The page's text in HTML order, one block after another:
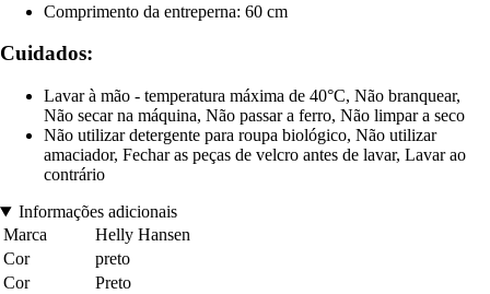
Comprimento da entreperna: 60 cm
Cuidados:
Lavar à mão - temperatura máxima de 40°C, Não branquear,
Não secar na máquina, Não passar a ferro, Não limpar a seco
Não utilizar detergente para roupa biológico, Não utilizar
amaciador, Fechar as peças de velcro antes de lavar, Lavar ao
contrário
Informações adicionais
Marca
Helly Hansen
Cor
preto
Cor
Preto